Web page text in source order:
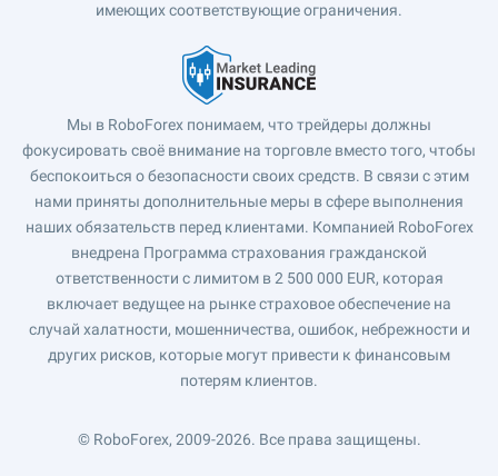
имеющих соответствующие ограничения.
Мы в RoboForex понимаем, что трейдеры должны
фокусировать своё внимание на торговле вместо того, чтобы
беспокоиться о безопасности своих средств. В связи с этим
нами приняты дополнительные меры в сфере выполнения
наших обязательств перед клиентами. Компанией RoboForex
внедрена Программа страхования гражданской
ответственности с лимитом в 2 500 000 EUR, которая
включает ведущее на рынке страховое обеспечение на
случай халатности, мошенничества, ошибок, небрежности и
других рисков, которые могут привести к финансовым
потерям клиентов.
© RoboForex, 2009-2026. Все права защищены.